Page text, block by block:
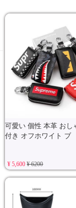
可愛い 個性 本革 おし
付き オフホワイト ブ
¥ 5,600¥ 6200